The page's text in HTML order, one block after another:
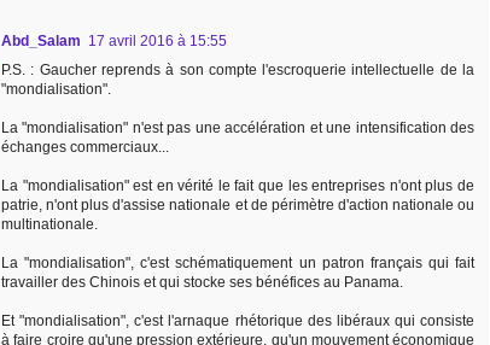
Abd_Salam 17 avril 2016 à 15:55
P.S. : Gaucher reprends à son compte l'escroquerie intellectuelle de la
"mondialisation".
La "mondialisation" n'est pas une accélération et une intensification des
échanges commerciaux...
La "mondialisation" est en vérité le fait que les entreprises n'ont plus de
patrie, n'ont plus d'assise nationale et de périmètre d'action nationale ou
multinationale.
La "mondialisation", c'est schématiquement un patron français qui fait
travailler des Chinois et qui stocke ses bénéfices au Panama.
Et "mondialisation", c'est l'arnaque rhétorique des libéraux qui consiste
à faire croire qu'une pression extérieure, qu'un mouvement économique